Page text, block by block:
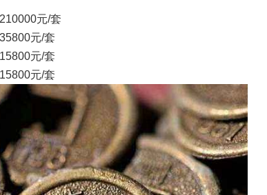
元/套
元/套
元/套
元/套